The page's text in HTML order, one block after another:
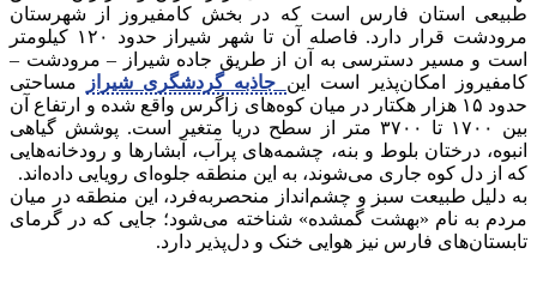
طبیعی استان فارس است که در بخش کامفیروز از شهرستان
مرودشت قرار دارد. فاصله آن تا شهر شیراز حدود ۱۲۰ کیلومتر
است و مسیر دسترسی به آن از طریق جاده شیراز – مرودشت –
کامفیروز امکان‌پذیر است این جاذبه گردشگری شیراز
مساحتی
حدود ۱۵ هزار هکتار در میان کوه‌های زاگرس واقع شده و ارتفاع آن
بین ۱۷۰۰ تا ۳۷۰۰ متر از سطح دریا متغیر است. پوشش گیاهی
انبوه، درختان بلوط و بنه، چشمه‌های پرآب، آبشارها و رودخانه‌هایی
که از دل کوه جاری می‌شوند، به این منطقه جلوه‌ای رویایی داده‌اند.
به دلیل طبیعت سبز و چشم‌انداز منحصربه‌فرد، این منطقه در میان
مردم به نام «بهشت گمشده» شناخته می‌شود؛ جایی که در گرمای
تابستان‌های فارس نیز هوایی خنک و دل‌پذیر دارد.